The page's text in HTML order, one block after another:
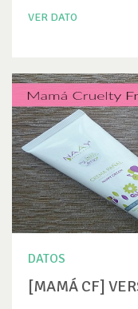
VER DATO
DATOS
[MAMÁ CF]